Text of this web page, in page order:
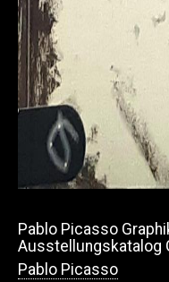
Pablo Picasso
Ausstellungskatalog
Pablo Picasso